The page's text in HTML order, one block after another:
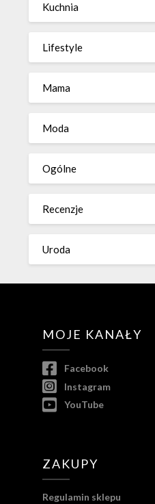
Kuchnia
Lifestyle
Mama
Moda
Ogólne
Recenzje
Uroda
MOJE KANAŁY
Facebook
Instagram
YouTube
ZAKUPY
Regulamin sklepu